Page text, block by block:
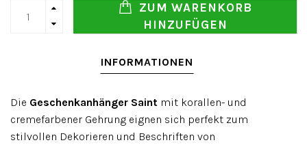
ZUM WARENKORB
HINZUFÜGEN
INFORMATIONEN
Die Geschenkanhänger Saint mit korallen- und
cremefarbener Gehrung eignen sich perfekt zum
stilvollen Dekorieren und Beschriften von